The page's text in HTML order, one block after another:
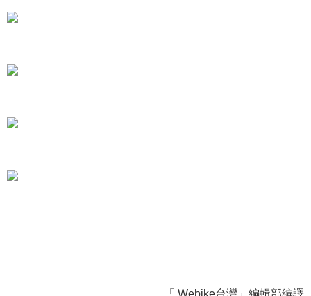
「 Webike台灣」編輯部編譯